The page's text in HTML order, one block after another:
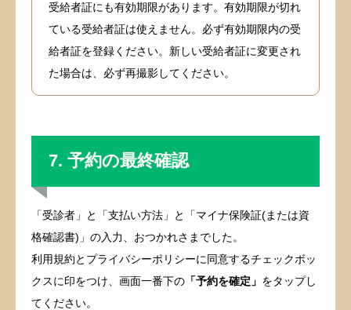
受給者証にも有効期限があります。有効期限が切れ
ている受給者証は使えません。必ず有効期限内の受
給者証を登録ください。新しい受給者証に変更され
た場合は、必ず再撮影してください。
7. 予約の最終確認
「受診者」と「支払い方法」と「マイナ保険証(または資
格確認書)」の入力、おつかれさまでした。
利用規約とプライバシーポリシーに同意するチェックボッ
クスに印をつけ、画面一番下の 「予約を確定」 をタップし
てください。